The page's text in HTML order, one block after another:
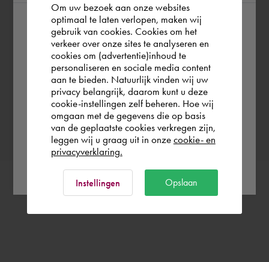
Wanneer wil je Malou boeken?
Kies een datum
Bevestig boeking
According to us you are situated in Rest of
the world. Please confirm in which country
you wish to shop.
België Rest of the world
Om uw bezoek aan onze websites
optimaal te laten verlopen, maken wij
gebruik van cookies. Cookies om het
verkeer over onze sites te analyseren en
cookies om (advertentie)inhoud te
personaliseren en sociale media content
aan te bieden. Natuurlijk vinden wij uw
privacy belangrijk, daarom kunt u deze
cookie-instellingen zelf beheren. Hoe wij
omgaan met de gegevens die op basis
van de geplaatste cookies verkregen zijn,
leggen wij u graag uit in onze cookie- en
privacyverklaring.
Instellingen Opslaan